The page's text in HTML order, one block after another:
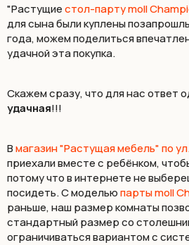
"Растущиестол-парту moll
для сына были куплены
года, можем поделиться
удачной эта покупка.
Скажем сразу, что для нас ответ
удачная!!!
Вмагазин "Растущая мебель" по
приехали вместе с ребёнком,
потому что в интернете не
посидеть. С модельюпарты moll
раньше, наш размер комнаты
стандартный размер со
ограничиваться вариантом с